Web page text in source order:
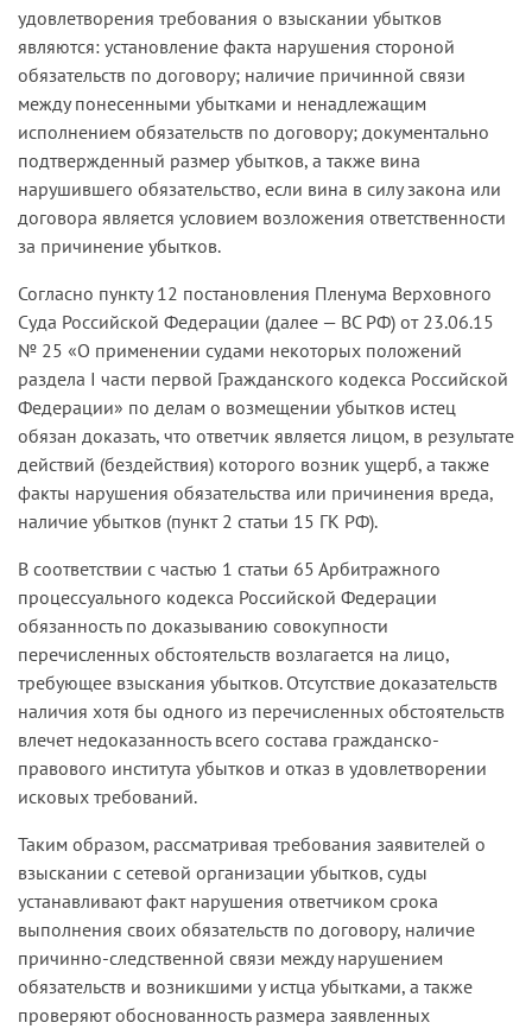
удовлетворения требования о взыскании убытков
являются: установление факта нарушения стороной
обязательств по договору; наличие причинной связи
между понесенными убытками и ненадлежащим
исполнением обязательств по договору; документально
подтвержденный размер убытков, а также вина
нарушившего обязательство, если вина в силу закона или
договора является условием возложения ответственности
за причинение убытков.
Согласно пункту 12 постановления Пленума Верховного
Суда Российской Федерации (далее — ВС РФ) от 23.06.15
№ 25 «О применении судами некоторых положений
раздела I части первой Гражданского кодекса Российской
Федерации» по делам о возмещении убытков истец
обязан доказать, что ответчик является лицом, в результате
действий (бездействия) которого возник ущерб, а также
факты нарушения обязательства или причинения вреда,
наличие убытков (пункт 2 статьи 15 ГК РФ).
В соответствии с частью 1 статьи 65 Арбитражного
процессуального кодекса Российской Федерации
обязанность по доказыванию совокупности
перечисленных обстоятельств возлагается на лицо,
требующее взыскания убытков. Отсутствие доказательств
наличия хотя бы одного из перечисленных обстоятельств
влечет недоказанность всего состава гражданско-
правового института убытков и отказ в удовлетворении
исковых требований.
Таким образом, рассматривая требования заявителей о
взыскании с сетевой организации убытков, суды
устанавливают факт нарушения ответчиком срока
выполнения своих обязательств по договору, наличие
причинно-следственной связи между нарушением
обязательств и возникшими у истца убытками, а также
проверяют обоснованность размера заявленных